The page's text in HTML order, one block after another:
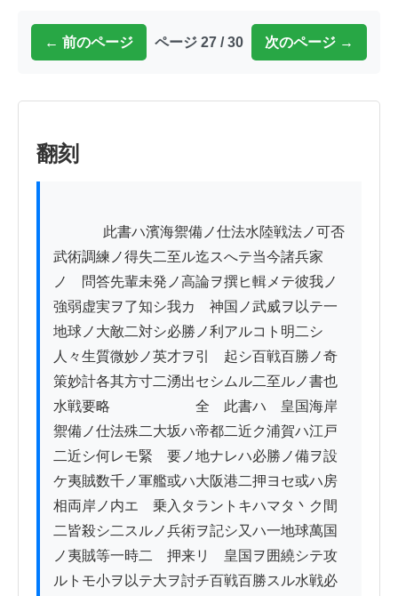
← 前のページ ページ 27 / 30 次のページ →
翻刻
武術調練ノ得失二至ル迄スへテ当今諸兵家
ノ　問答先輩未発ノ高論ヲ撰ヒ輯メテ彼我ノ
強弱虚実ヲ了知シ我カ　神国ノ武威ヲ以テ一
地球ノ大敵二対シ必勝ノ利アルコト明二シ
人々生質微妙ノ英才ヲ引　起シ百戦百勝ノ奇
策妙計各其方寸二湧出セシムル二至ルノ書也
水戦要略　　　　　　全　此書ハ　皇国海岸
禦備ノ仕法殊二大坂ハ帝都二近ク浦賀ハ江戸
二近シ何レモ緊　要ノ地ナレハ必勝ノ備ヲ設
ケ夷賊数千ノ軍艦或ハ大阪港二押ヨセ或ハ房
相両岸ノ内エ　乗入タラントキハマタ丶ク間
二皆殺シ二スルノ兵術ヲ記シ又ハ一地球萬国
ノ夷賊等一時二　押来リ　皇国ヲ囲繞シテ攻
ルトモ小ヲ以テ大ヲ討チ百戦百勝スル水戦必